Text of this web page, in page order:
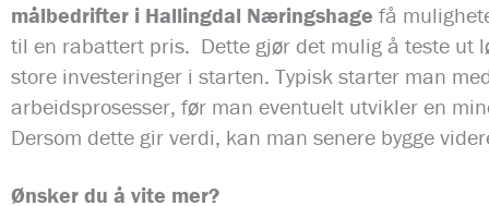
målbedrifter i Hallingdal Næringshage få
til en rabattert pris. Dette gjør det mulig å teste ut
store investeringer i starten. Typisk starter man
arbeidsprosesser, før man eventuelt utvikler en
Dersom dette gir verdi, kan man senere bygge
Ønsker du å vite mer?